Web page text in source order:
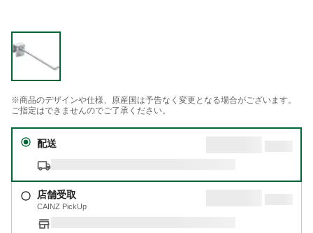
※商品のデザインや仕様、原産国は予告なく変更となる場合がございます。
ご指定はできませんのでご了承ください。
配送
店舗受取
CAINZ PickUp